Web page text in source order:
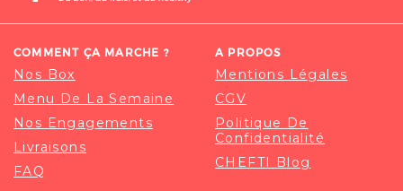
COMMENT ÇA MARCHE ?
Nos Box
Menu De La Semaine
Nos Engagements
Livraisons
FAQ
A PROPOS
Mentions Légales
CGV
Politique De
Confidentialité
CHEFTI Blog